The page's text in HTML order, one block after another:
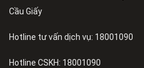
Cầu Giấy
Hotline tư vấn dịch vụ: 18001090
Hotline CSKH: 18001090